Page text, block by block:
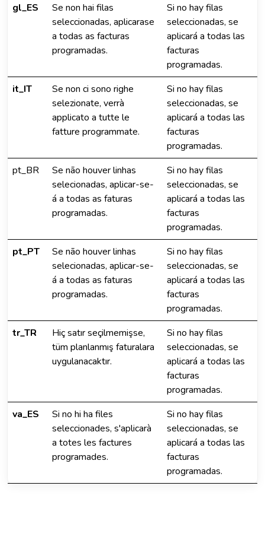
gl_ES
Se non hai filas
seleccionadas, aplicarase
a todas as facturas
programadas.
Si no hay filas
seleccionadas, se
aplicará a todas las
facturas
programadas.
it_IT
Se non ci sono righe
selezionate, verrà
applicato a tutte le
fatture programmate.
Si no hay filas
seleccionadas, se
aplicará a todas las
facturas
programadas.
pt_BR
Se não houver linhas
selecionadas, aplicar-se-
á a todas as faturas
programadas.
Si no hay filas
seleccionadas, se
aplicará a todas las
facturas
programadas.
pt_PT
Se não houver linhas
selecionadas, aplicar-se-
á a todas as faturas
programadas.
Si no hay filas
seleccionadas, se
aplicará a todas las
facturas
programadas.
tr_TR
Hiç satır seçilmemişse,
tüm planlanmış faturalara
uygulanacaktır.
Si no hay filas
seleccionadas, se
aplicará a todas las
facturas
programadas.
va_ES
Si no hi ha files
seleccionades, s'aplicarà
a totes les factures
programades.
Si no hay filas
seleccionadas, se
aplicará a todas las
facturas
programadas.